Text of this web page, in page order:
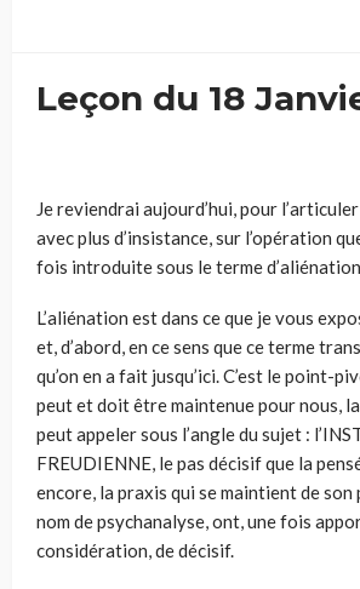
Leçon du 18
Je reviendrai aujourd’hui, pour
avec plus d’insistance, sur l’opération
fois introduite sous le terme
L’aliénation est dans ce que je vous
et, d’abord, en ce sens que ce terme
qu’on en a fait jusqu’ici. C’est le point-
peut et doit être maintenue pour nous, la
peut appeler sous l’angle du sujet :
FREUDIENNE, le pas décisif que la
encore, la praxis qui se maintient de
nom de psychanalyse, ont, une fois
considération, de décisif.